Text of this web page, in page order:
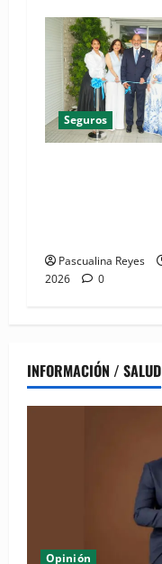
Seguros
Pascualina Reyes
2026
0
INFORMACIÓN / SALUD
Opinión